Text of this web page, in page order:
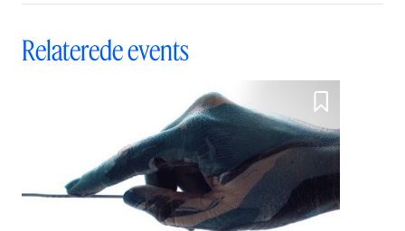
Relaterede events
